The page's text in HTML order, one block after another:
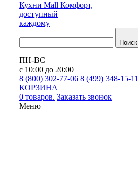
Кухни Mall Комфорт,
доступный
каждому
Поиск
ПН-ВС
с 10:00 до 20:00
8 (800) 302-77-06 8 (499) 348-15-11
КОРЗИНА
0 товаров. Заказать звонок
Меню